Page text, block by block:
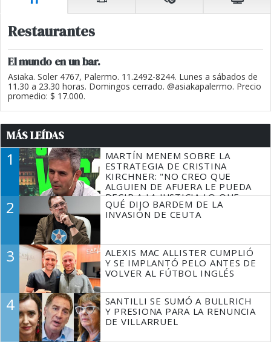
Restaurantes
El mundo en un bar.
Asiaka. Soler 4767, Palermo. 11.2492-8244. Lunes a sábados de
11.30 a 23.30 horas. Domingos cerrado. @asiakapalermo. Precio
promedio: $ 17.000.
MÁS LEÍDAS
1
MARTÍN MENEM SOBRE LA
ESTRATEGIA DE CRISTINA
KIRCHNER: "NO CREO QUE
ALGUIEN DE AFUERA LE PUEDA
DECIR A LA JUSTICIA LO QUE
TIENE QUE HACER"
2
QUÉ DIJO BARDEM DE LA
INVASIÓN DE CEUTA
3
ALEXIS MAC ALLISTER CUMPLIÓ
Y SE IMPLANTÓ PELO ANTES DE
VOLVER AL FÚTBOL INGLÉS
4
SANTILLI SE SUMÓ A BULLRICH
Y PRESIONA PARA LA RENUNCIA
DE VILLARRUEL